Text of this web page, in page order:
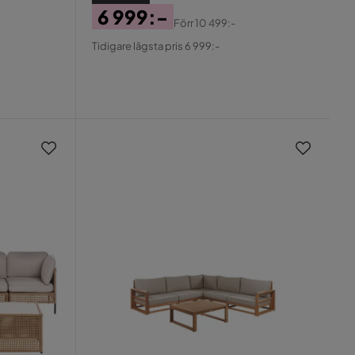
Pris
6 999:-
Original
Förr10 499:-
Tidigare lägsta pris 6 999:-